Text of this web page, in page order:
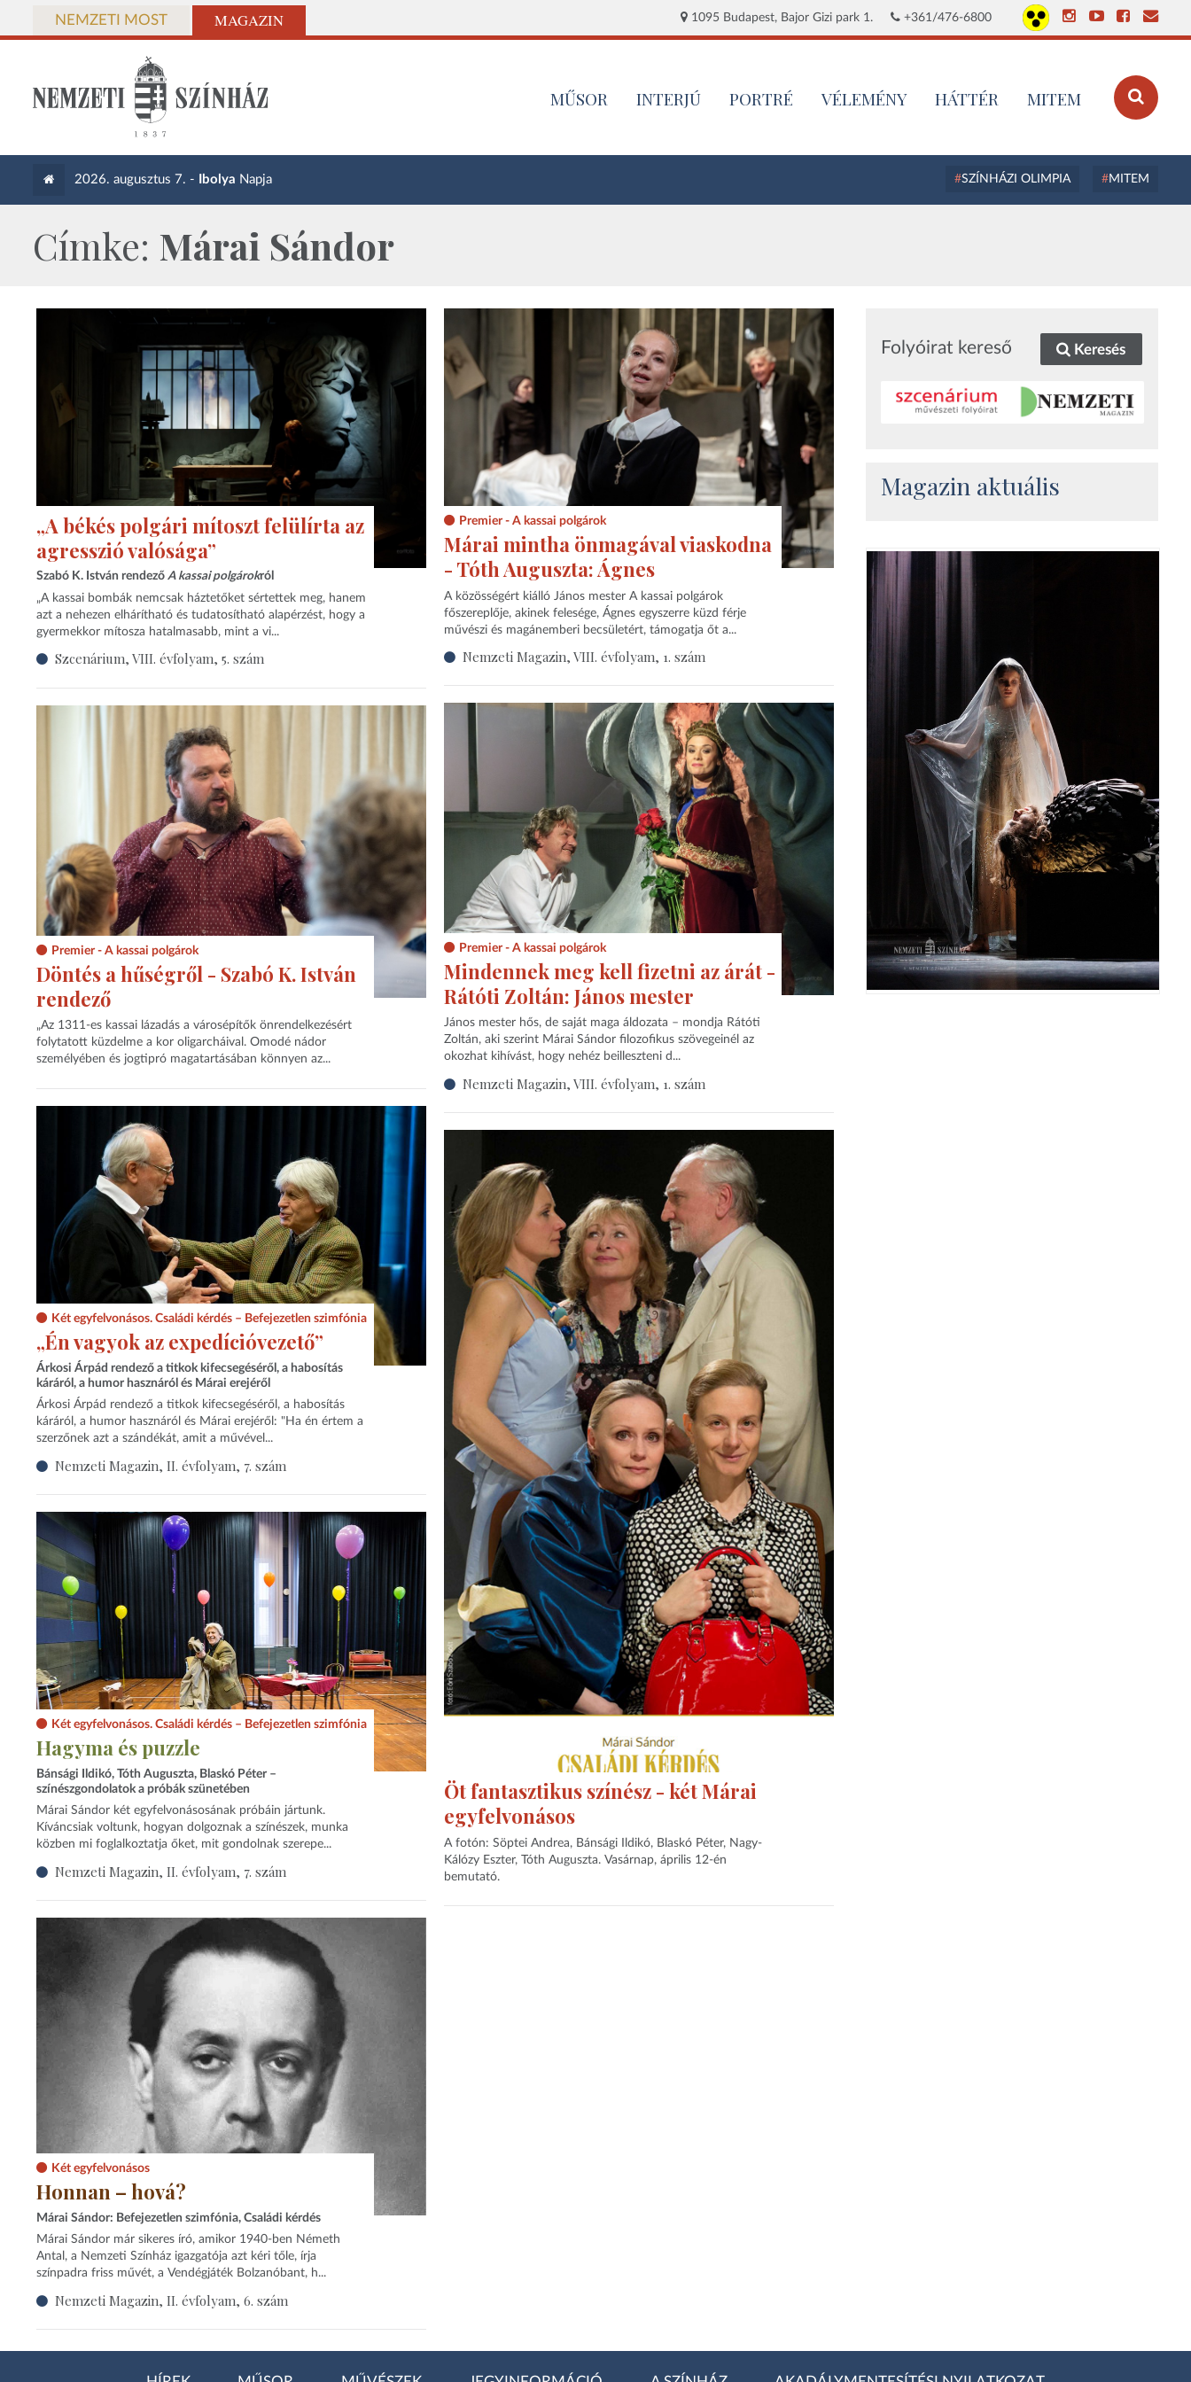
NEMZETI MOST MAGAZIN 1095 Budapest, Bajor Gizi park 1. +361/476-6800
MŰSOR INTERJÚ PORTRÉ VÉLEMÉNY HÁTTÉR MITEM
2026. augusztus 7. - Ibolya Napja SZÍNHÁZI OLIMPIA MITEM
Címke: Márai Sándor
„A békés polgári mítoszt felülírta az
agresszió valósága”
Szabó K. István rendező A kassai polgárokról
„A kassai bombák nemcsak háztetőket sértettek meg, hanem
azt a nehezen elhárítható és tudatosítható alapérzést, hogy a
gyermekkor mítosza hatalmasabb, mint a vi...
Szcenárium, VIII. évfolyam, 5. szám
Premier - A kassai polgárok
Márai mintha önmagával viaskodna
- Tóth Auguszta: Ágnes
A közösségért kiálló János mester A kassai polgárok
főszereplője, akinek felesége, Ágnes egyszerre küzd férje
művészi és magánemberi becsületért, támogatja őt a...
Nemzeti Magazin, VIII. évfolyam, 1. szám
Premier - A kassai polgárok
Mindennek meg kell fizetni az árát -
Rátóti Zoltán: János mester
János mester hős, de saját maga áldozata – mondja Rátóti
Zoltán, aki szerint Márai Sándor filozofikus szövegeinél az
okozhat kihívást, hogy nehéz beilleszteni d...
Nemzeti Magazin, VIII. évfolyam, 1. szám
Premier - A kassai polgárok
Döntés a hűségről - Szabó K. István
rendező
„Az 1311-es kassai lázadás a városépítők önrendelkezésért
folytatott küzdelme a kor oligarcháival. Omodé nádor
személyében és jogtipró magatartásában könnyen az...
Két egyfelvonásos. Családi kérdés – Befejezetlen szimfónia
„Én vagyok az expedícióvezető”
Árkosi Árpád rendező a titkok kifecsegéséről, a habosítás
káráról, a humor hasznáról és Márai erejéről
Árkosi Árpád rendező a titkok kifecsegéséről, a habosítás
káráról, a humor hasznáról és Márai erejéről: "Ha én értem a
szerzőnek azt a szándékát, amit a művével...
Nemzeti Magazin, II. évfolyam, 7. szám
Öt fantasztikus színész - két Márai
egyfelvonásos
A fotón: Söptei Andrea, Bánsági Ildikó, Blaskó Péter, Nagy-
Kálózy Eszter, Tóth Auguszta. Vasárnap, április 12-én
bemutató.
Két egyfelvonásos. Családi kérdés – Befejezetlen szimfónia
Hagyma és puzzle
Bánsági Ildikó, Tóth Auguszta, Blaskó Péter –
színészgondolatok a próbák szünetében
Márai Sándor két egyfelvonásosának próbáin jártunk.
Kíváncsiak voltunk, hogyan dolgoznak a színészek, munka
közben mi foglalkoztatja őket, mit gondolnak szerepe...
Nemzeti Magazin, II. évfolyam, 7. szám
Két egyfelvonásos
Honnan – hová?
Márai Sándor: Befejezetlen szimfónia, Családi kérdés
Márai Sándor már sikeres író, amikor 1940-ben Németh
Antal, a Nemzeti Színház igazgatója azt kéri tőle, írja
színpadra friss művét, a Vendégjáték Bolzanóbant, h...
Nemzeti Magazin, II. évfolyam, 6. szám
Folyóirat kereső Keresés
Magazin aktuális